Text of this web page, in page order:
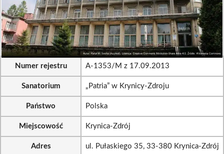
Numer rejestru A-1353/M z 17.09.2013
Sanatorium „Patria” w Krynicy-Zdroju
Państwo Polska
Miejscowość Krynica-Zdrój
Adres ul. Pułaskiego 35, 33-380 Krynica-Zdrój